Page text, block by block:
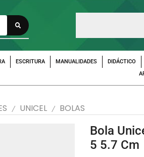
ESCRITURA MANUALIDADES DIDÁCTICO
/ UNICEL / BOLAS
Bola
5 5.7 Cm